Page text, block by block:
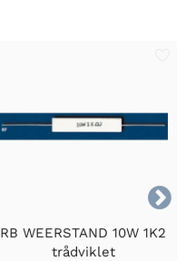

RB WEERSTAND 10W 1K2
trådviklet